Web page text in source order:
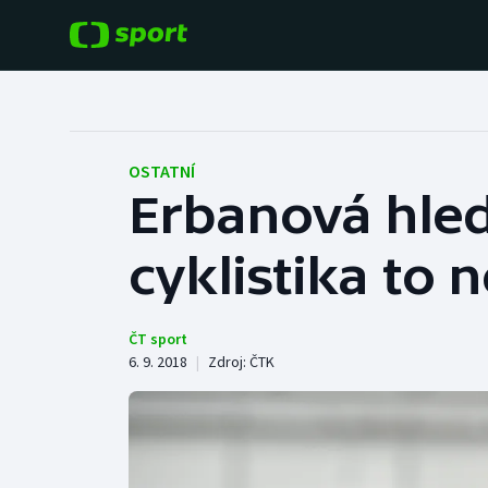
Hokej
Tenis
Cyklistika
Baseball a softbal
Basketbal
Boby a skeleton
Box
OSTATNÍ
Erbanová
cyklistika to
ČT sport
6. 9. 2018 | Zdroj: ČTK